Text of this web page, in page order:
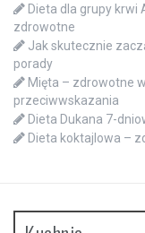
Dieta dla grupy krwi
zdrowotne
Jak skutecznie
porady
Mięta – zdrowotne
przeciwwskazania
Dieta Dukana 7-
Dieta koktajlowa –